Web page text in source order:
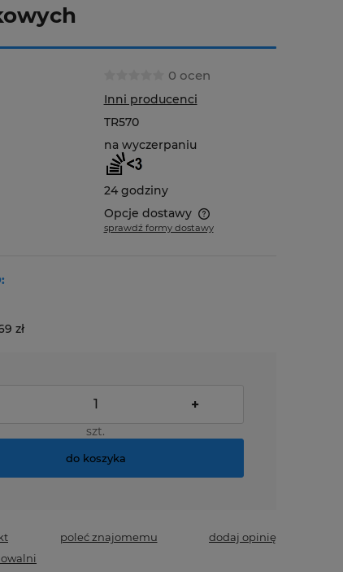
0 ocen
Inni producenci
TR570
na wyczerpaniu
24 godziny
Opcje dostawy
sprawdź formy dostawy
zł
+
szt.
do koszyka
poleć znajomemu
dodaj opinię